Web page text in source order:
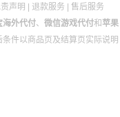
声明 退款服务
售后服务
海外代付、 微信游戏代付和 苹果
件以商品页及结算页实际说明